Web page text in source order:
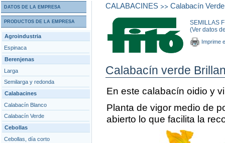
DATOS DE LA EMPRESA
PRODUCTOS DE LA EMPRESA
Agroindustria
Espinaca
Berenjenas
Larga
Semilarga y redonda
Calabacines
Calabacín Blanco
Calabacín Verde
Cebollas
Cebollas, día corto
CALABACINES>> Calabacín Verde
SEMILLAS
(Ver datos
Imprime
Calabacín verde
En este calabacín oidio y
Planta de vigor medio de
abierto lo que facilita la